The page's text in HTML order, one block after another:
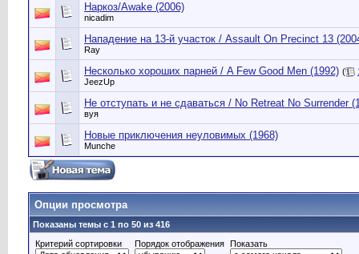
Наркоз/Awake (2006)
nicadim
Нападение на 13-й участок / Assault On Precinct 13
Ray
Несколько хороших парней / A Few Good Men (1992) (
JeezUp
Не отступать и не сдаваться / No Retreat No Surrender
вуя
Новые приключения неуловимых (1968)
Munche
Опции просмотра
Показаны темы с 1 по 50 из 416
Критерий сортировки
Порядок отображения Показать